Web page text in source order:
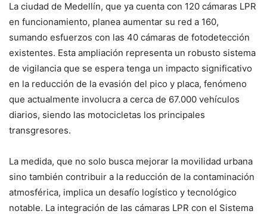
La ciudad de Medellín, que ya cuenta con 120 cámaras LPR
en funcionamiento, planea aumentar su red a 160,
sumando esfuerzos con las 40 cámaras de fotodetección
existentes. Esta ampliación representa un robusto sistema
de vigilancia que se espera tenga un impacto significativo
en la reducción de la evasión del pico y placa, fenómeno
que actualmente involucra a cerca de 67.000 vehículos
diarios, siendo las motocicletas los principales
transgresores.
La medida, que no solo busca mejorar la movilidad urbana
sino también contribuir a la reducción de la contaminación
atmosférica, implica un desafío logístico y tecnológico
notable. La integración de las cámaras LPR con el Sistema